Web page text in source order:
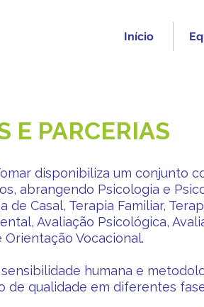
Início
E PARCERIAS
disponibiliza um conjunto
abrangendo Psicologia e
Casal, Terapia Familiar,
Avaliação Psicológica,
Vocacional.
humana e
de qualidade em diferentes